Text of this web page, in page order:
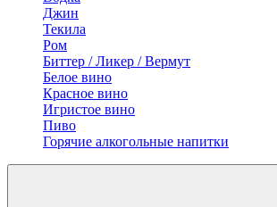
Джин
Текила
Ром
Биттер / Ликер / Вермут
Белое вино
Красное вино
Игристое вино
Пиво
Горячие алкогольные напитки